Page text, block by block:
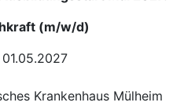
(m/w/d)
01.05.2027
Krankenhaus Mülheim